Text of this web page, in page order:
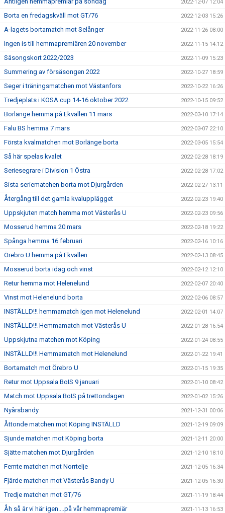
2022-12-07 12:04
Borta en fredagskväll mot GT/76 2022-12-03 15:26
A-lagets bortamatch mot Selånger 2022-11-26 08:00
Ingen is till hemmapremiären 20 november 2022-11-15 14:12
Säsongskort 2022/2023 2022-11-09 15:23
Summering av försäsongen 2022 2022-10-27 18:59
Seger i träningsmatchen mot Västanfors 2022-10-22 16:26
Tredjeplats i KOSA cup 14-16 oktober 2022 2022-10-15 09:52
Borlänge hemma på Ekvallen 11 mars 2022-03-10 17:14
Falu BS hemma 7 mars 2022-03-07 22:10
Första kvalmatchen mot Borlänge borta 2022-03-05 15:54
Så här spelas kvalet 2022-02-28 18:19
Seriesegrare i Division 1 Östra 2022-02-28 17:02
Sista seriematchen borta mot Djurgården 2022-02-27 13:11
Återgång till det gamla kvalupplägget 2022-02-23 19:40
Uppskjuten match hemma mot Västerås U 2022-02-23 09:56
Mosserud hemma 20 mars 2022-02-18 19:22
Spånga hemma 16 februari 2022-02-16 10:16
Örebro U hemma på Ekvallen 2022-02-13 08:45
Mosserud borta idag och vinst 2022-02-12 12:10
Retur hemma mot Helenelund 2022-02-07 20:40
Vinst mot Helenelund borta 2022-02-06 08:57
INSTÄLLD!!! hemmamatch igen mot Helenelund 2022-02-01 14:07
INSTÄLLD!!! Hemmamatch mot Västerås U 2022-01-28 16:54
Uppskjutna matchen mot Köping 2022-01-24 08:55
INSTÄLLD!!! Hemmamatch mot Helenelund 2022-01-22 19:41
Bortamatch mot Örebro U 2022-01-15 19:35
Retur mot Uppsala BoIS 9 januari 2022-01-10 08:42
Match mot Uppsala BoIS på trettondagen 2022-01-02 15:26
Nyårsbandy 2021-12-31 00:06
Åttonde matchen mot Köping INSTÄLLD 2021-12-19 09:09
Sjunde matchen mot Köping borta 2021-12-11 20:00
Sjätte matchen mot Djurgården 2021-12-10 18:10
Femte matchen mot Norrtelje 2021-12-05 16:34
Fjärde matchen mot Västerås Bandy U 2021-12-05 16:30
Tredje matchen mot GT/76 2021-11-19 18:44
Åh så är vi här igen....på vår hemmapremiär 2021-11-13 16:53